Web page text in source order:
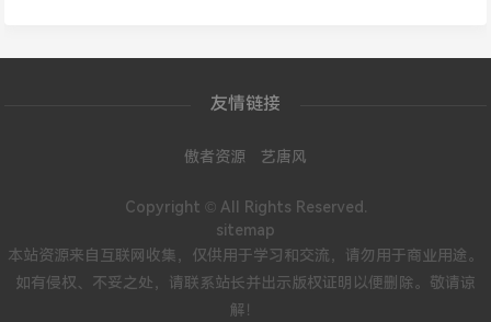
友情链接
傲者资源 艺唐风
Copyright © All Rights Reserved.
sitemap
本站资源来自互联网收集，仅供用于学习和交流，请勿用于商业用途。
如有侵权、不妥之处，请联系站长并出示版权证明以便删除。敬请谅
解！